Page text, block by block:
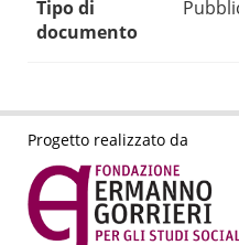
Tipo di
documento
Progetto realizzato da